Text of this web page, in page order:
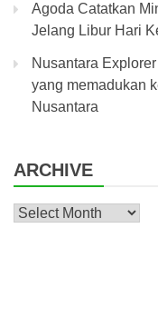
Agoda Catatkan
Jelang Libur Hari
Nusantara
yang memadukan
Nusantara
ARCHIVE
Archive